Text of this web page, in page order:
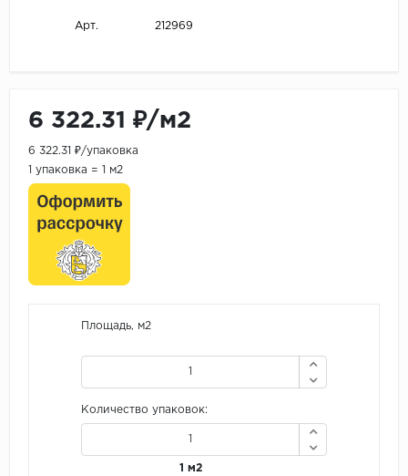
Арт. 212969
6 322.31 ₽/м2
6 322.31 ₽/упаковка
1 упаковка = 1 м2
Площадь, м2
Количество упаковок:
1 м2